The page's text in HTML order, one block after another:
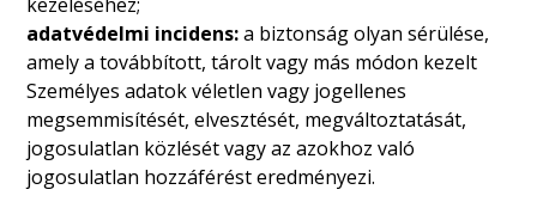
adatvédelmi incidens:a biztonság olyan sérülése,
amely a továbbított, tárolt vagy más módon kezelt
Személyes adatok véletlen vagy jogellenes
megsemmisítését, elvesztését, megváltoztatását,
jogosulatlan közlését vagy az azokhoz való
jogosulatlan hozzáférést eredményezi.